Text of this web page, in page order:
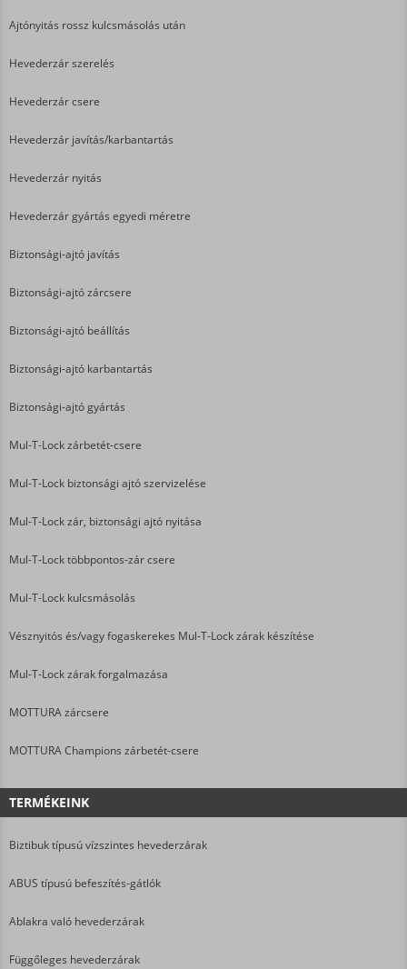
Ajtónyitás rossz kulcsmásolás után
Hevederzár szerelés
Hevederzár csere
Hevederzár javítás/karbantartás
Hevederzár nyitás
Hevederzár gyártás egyedi méretre
Biztonsági-ajtó javítás
Biztonsági-ajtó zárcsere
Biztonsági-ajtó beállítás
Biztonsági-ajtó karbantartás
Biztonsági-ajtó gyártás
Mul-T-Lock zárbetét-csere
Mul-T-Lock biztonsági ajtó szervizelése
Mul-T-Lock zár, biztonsági ajtó nyitása
Mul-T-Lock többpontos-zár csere
Mul-T-Lock kulcsmásolás
Vésznyitós és/vagy fogaskerekes Mul-T-Lock zárak készítése
Mul-T-Lock zárak forgalmazása
MOTTURA zárcsere
MOTTURA Champions zárbetét-csere
TERMÉKEINK
Biztibuk típusú vízszintes hevederzárak
ABUS típusú befeszítés-gátlók
Ablakra való hevederzárak
Függőleges hevederzárak